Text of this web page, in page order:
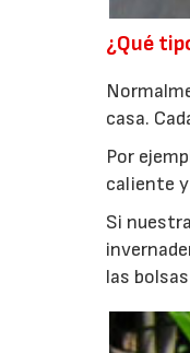
¿Qué
casa.
Por
caliente
Si
las